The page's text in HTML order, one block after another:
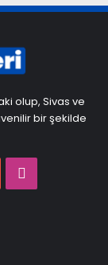
olup, Sivas ve
bir şekilde